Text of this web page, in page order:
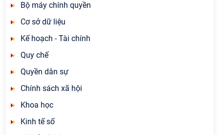
Bộ máy chính quyền
Cơ sở dữ liệu
Kế hoạch - Tài chính
Quy chế
Quyền dân sự
Chính sách xã hội
Khoa học
Kinh tế số